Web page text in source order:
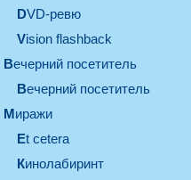
DVD-ревю
Vision flashback
вечерний посетитель
вечерний посетитель
миражи
et cetera
кинолабиринт